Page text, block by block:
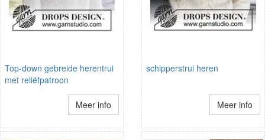
Top-down gebreide herentrui
met reliëfpatroon
Meer info
schipperstrui heren
Meer info